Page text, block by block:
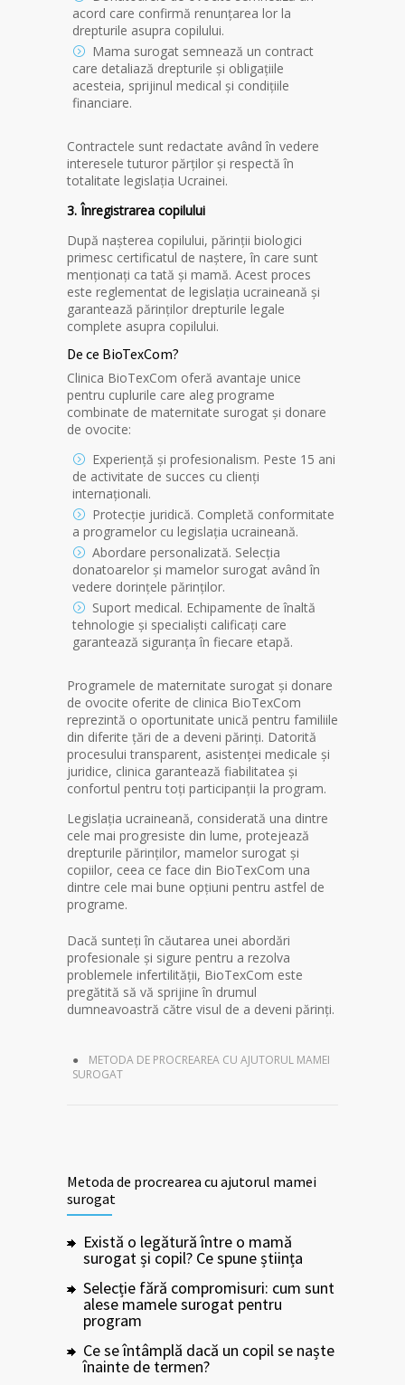
acord care confirmă renunțarea lor la
drepturile asupra copilului.
Mama surogat semnează un contract
care detaliază drepturile și obligațiile
acesteia, sprijinul medical și condițiile
financiare.
Contractele sunt redactate având în vedere
interesele tuturor părților și respectă în
totalitate legislația Ucrainei.
3. Înregistrarea copilului
După nașterea copilului, părinții biologici
primesc certificatul de naștere, în care sunt
menționați ca tată și mamă. Acest proces
este reglementat de legislația ucraineană și
garantează părinților drepturile legale
complete asupra copilului.
De ce BioTexCom?
Clinica BioTexCom oferă avantaje unice
pentru cuplurile care aleg programe
combinate de maternitate surogat și donare
de ovocite:
Experiență și profesionalism. Peste 15 ani
de activitate de succes cu clienți
internaționali.
Protecție juridică. Completă conformitate
a programelor cu legislația ucraineană.
Abordare personalizată. Selecția
donatoarelor și mamelor surogat având în
vedere dorințele părinților.
Suport medical. Echipamente de înaltă
tehnologie și specialiști calificați care
garantează siguranța în fiecare etapă.
Programele de maternitate surogat și donare
de ovocite oferite de clinica BioTexCom
reprezintă o oportunitate unică pentru familiile
din diferite țări de a deveni părinți. Datorită
procesului transparent, asistenței medicale și
juridice, clinica garantează fiabilitatea și
confortul pentru toți participanții la program.
Legislația ucraineană, considerată una dintre
cele mai progresiste din lume, protejează
drepturile părinților, mamelor surogat și
copiilor, ceea ce face din BioTexCom una
dintre cele mai bune opțiuni pentru astfel de
programe.
Dacă sunteți în căutarea unei abordări
profesionale și sigure pentru a rezolva
problemele infertilității, BioTexCom este
pregătită să vă sprijine în drumul
dumneavoastră către visul de a deveni părinți.
METODA DE PROCREAREA CU AJUTORUL MAMEI
SUROGAT
Metoda de procrearea cu ajutorul mamei
surogat
Există o legătură între o mamă
surogat și copil? Ce spune știința
Selecție fără compromisuri: cum sunt
alese mamele surogat pentru
program
Ce se întâmplă dacă un copil se naște
înainte de termen?